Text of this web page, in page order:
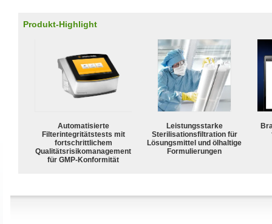
Produkt-Highlight
Automatisierte
Filterintegritätstests mit
fortschrittlichem
Qualitätsrisikomanagement
für GMP-Konformität
Leistungsstarke
Sterilisationsfiltration für
Lösungsmittel und ölhaltige
Formulierungen